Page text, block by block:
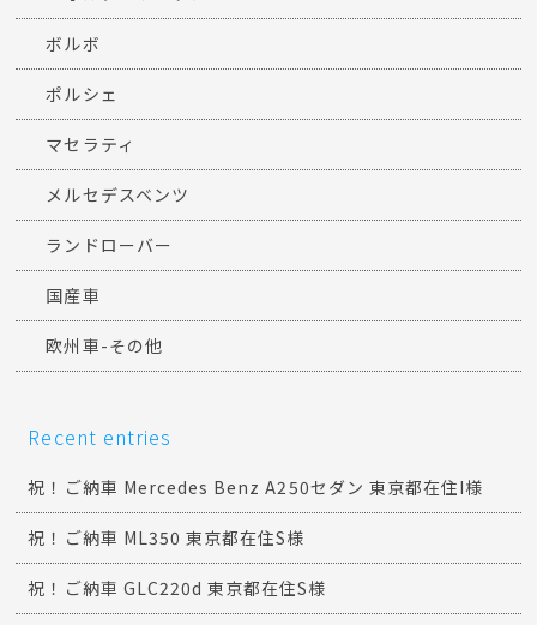
ボルボ
ポルシェ
マセラティ
メルセデスベンツ
ランドローバー
国産車
欧州車-その他
Recent entries
祝！ご納車 Mercedes Benz A250セダン 東京都在住I様
祝！ご納車 ML350 東京都在住S様
祝！ご納車 GLC220d 東京都在住S様